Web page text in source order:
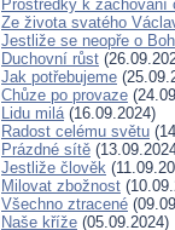
Prostředky k zachování
Ze života svatého
Jestliže se neopře o
Duchovní růst
Jak potřebujeme
Chůze po provaze
Lidu milá(16.09.2024)
Radost celému světu
Prázdné sítě
Jestliže člověk
Milovat zbožnost
Všechno ztracené
Naše kříže (05.09.2024)